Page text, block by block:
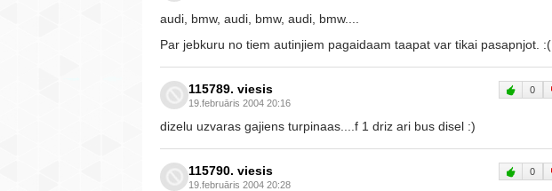
audi, bmw, audi, bmw, audi, bmw....
Par jebkuru no tiem autinjiem pagaidaam taapat var tikai pasapnjot. :(
115789. viesis
19.februāris 2004 20:16
0
dizelu uzvaras gajiens turpinaas....f 1 driz ari bus disel :)
115790. viesis
19.februāris 2004 20:28
0